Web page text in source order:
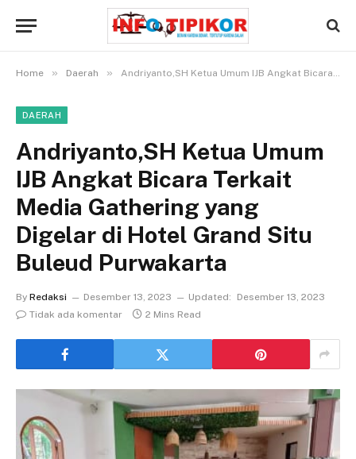
Home » Daerah » Andriyanto,SH Ketua Umum IJB Angkat Bicara Terkait Media Gathering yang Digelar di Hotel Grand Situ Buleud Purwakarta
DAERAH
Andriyanto,SH Ketua Umum
IJB Angkat Bicara Terkait
Media Gathering yang
Digelar di Hotel Grand Situ
Buleud Purwakarta
By Redaksi Desember 13, 2023 Updated:
Desember 13, 2023
Tidak ada komentar
2 Mins Read